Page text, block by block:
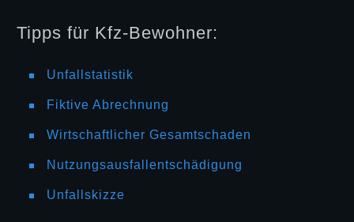
Tipps für Kfz-Bewohner:
Unfallstatistik
Fiktive Abrechnung
Wirtschaftlicher Gesamtschaden
Nutzungsausfallentschädigung
Unfallskizze